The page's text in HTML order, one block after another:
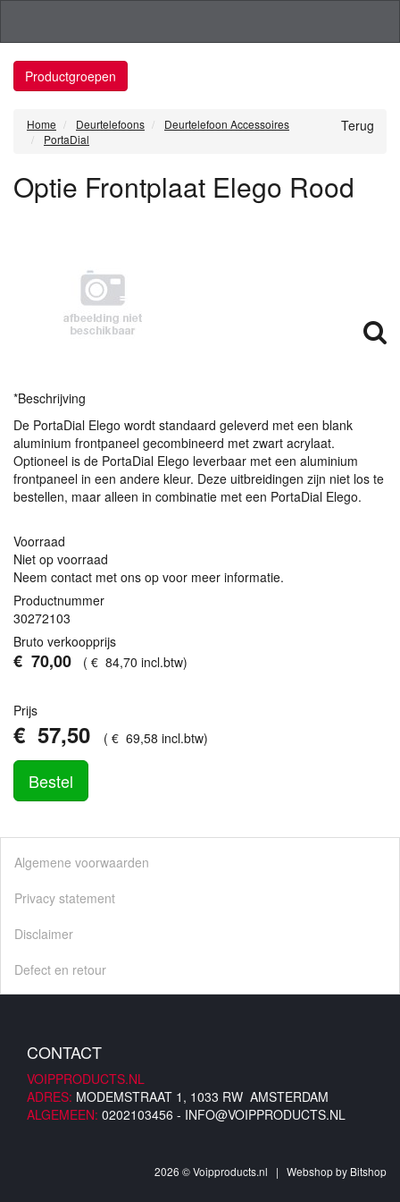
Productgroepen
Terug
Home Deurtelefoons
Deurtelefoon Accessoires
PortaDial
Optie Frontplaat Elego Rood
*Beschrijving
De PortaDial Elego wordt standaard geleverd met een blank
aluminium frontpaneel gecombineerd met zwart acrylaat.
Optioneel is de PortaDial Elego leverbaar met een aluminium
frontpaneel in een andere kleur. Deze uitbreidingen zijn niet los te
bestellen, maar alleen in combinatie met een PortaDial Elego.
Voorraad
Niet op voorraad
Neem contact met ons op voor meer informatie.
Productnummer
30272103
Bruto verkoopprijs
€ 70,00 ( € 84,70 incl.btw)
Prijs
€ 57,50 ( € 69,58 incl.btw)
Bestel
Algemene voorwaarden
Privacy statement
Disclaimer
Defect en retour
CONTACT
VOIPPRODUCTS.NL
ADRES: MODEMSTRAAT 1, 1033 RW AMSTERDAM
ALGEMEEN: 0202103456 - INFO@VOIPPRODUCTS.NL
2026 © Voipproducts.nl | Webshop by Bitshop